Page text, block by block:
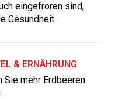
eingefroren sind,
Gesundheit.
& ERNÄHRUNG
Sie mehr Erdbeeren